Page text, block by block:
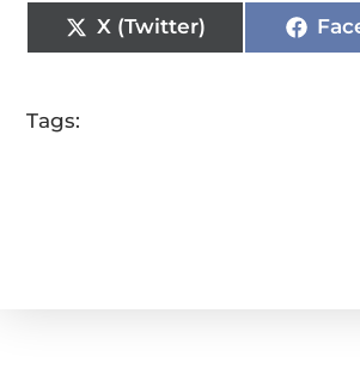
X (Twitter)
Tags: